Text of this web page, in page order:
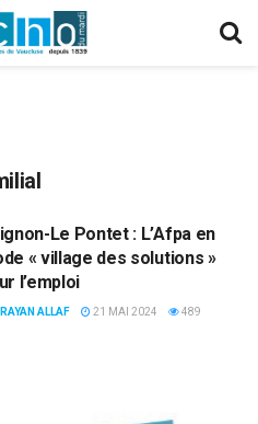
Le Pontet : L’Afpa en
« village des solutions »
l’emploi
RAYAN ALLAF 21 MAI 2024 489